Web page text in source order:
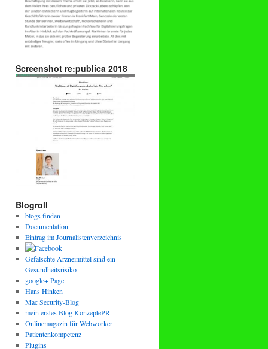
Screenshot re:publica 2018
Blogroll
blogs finden
Documentation
Eintrag im Journalistenverzeichnis
Gefälschte Arzneimittel sind ein
Gesundheitsrisiko
google+ Page
Hans Hinken
Mac Security-Blog
mein erstes Blog KonzeptePR
Onlinemagazin für Webworker
Patientenkompetenz
Plugins